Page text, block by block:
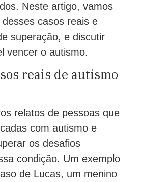
Neste artigo, vamos
casos reais e
superação, e discutir
vencer o autismo.
reais de autismo
relatos de pessoas que
com autismo e
os desafios
condição. Um exemplo
de Lucas, um menino